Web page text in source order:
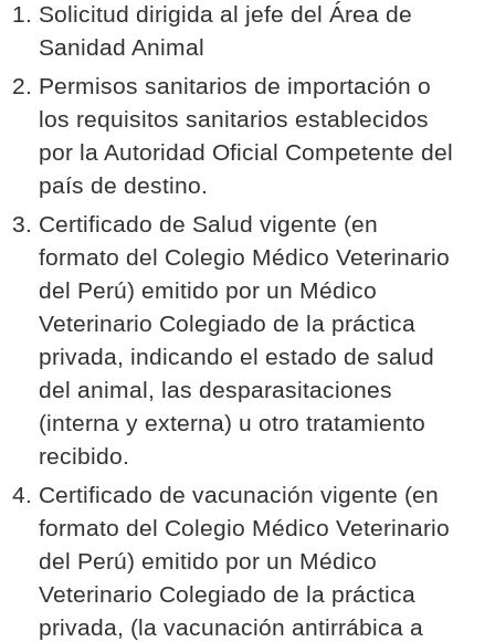
Solicitud dirigida al jefe del Área de
Sanidad Animal
Permisos sanitarios de importación o
los requisitos sanitarios establecidos
por la Autoridad Oficial Competente del
país de destino.
Certificado de Salud vigente (en
formato del Colegio Médico Veterinario
del Perú) emitido por un Médico
Veterinario Colegiado de la práctica
privada, indicando el estado de salud
del animal, las desparasitaciones
(interna y externa) u otro tratamiento
recibido.
Certificado de vacunación vigente (en
formato del Colegio Médico Veterinario
del Perú) emitido por un Médico
Veterinario Colegiado de la práctica
privada, (la vacunación antirrábica a